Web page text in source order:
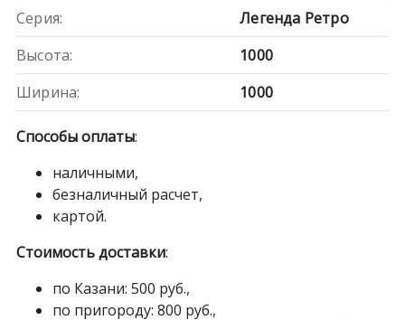
Серия:
Легенда Ретро
Высота:
1000
Ширина:
1000
Способы оплаты:
наличными,
безналичный расчет,
картой.
Стоимость доставки:
по Казани: 500 руб.,
по пригороду: 800 руб.,